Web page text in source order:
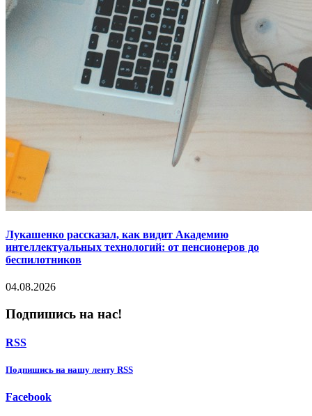
Лукашенко рассказал, как видит Академию
интеллектуальных технологий: от пенсионеров до
беспилотников
04.08.2026
Подпишись на нас!
RSS
Подпишиcь на нашу ленту RSS
Facebook